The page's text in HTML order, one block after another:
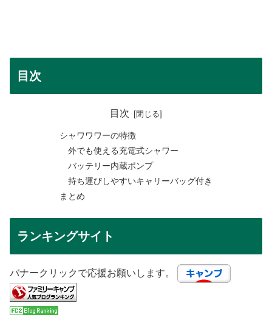
目次
目次
シャワワワーの特徴
外でも使える充電式シャワー
バッテリー内蔵ポンプ
持ち運びしやすいキャリーバッグ付き
まとめ
ランキングサイト
バナークリックで応援お願いします。